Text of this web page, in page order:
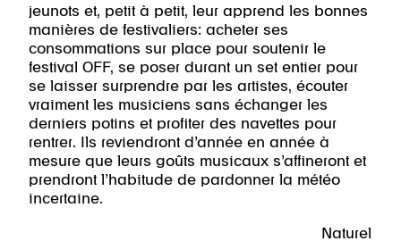
jeunots et, petit à petit, leur apprend les bonnes
manières de festivaliers: acheter ses
consommations sur place pour soutenir le
festival OFF, se poser durant un set entier pour
se laisser surprendre par les artistes, écouter
vraiment les musiciens sans échanger les
derniers potins et profiter des navettes pour
rentrer. Ils reviendront d’année en année à
mesure que leurs goûts musicaux s’affineront et
prendront l’habitude de pardonner la météo
incertaine.
Naturel